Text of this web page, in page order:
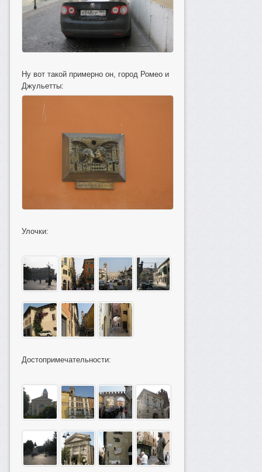
Ну вот такой примерно он, город Ромео и
Джульетты:
Улочки:
Достопримечательности: